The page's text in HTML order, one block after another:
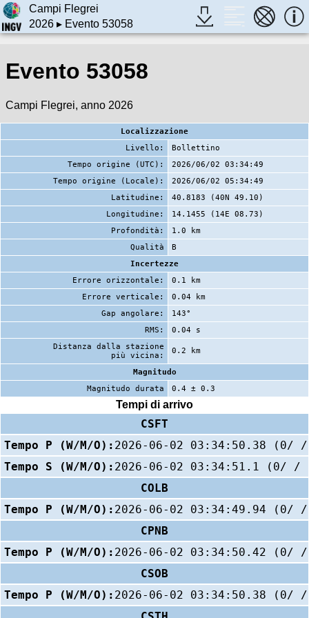
Campi Flegrei
2026▸ Evento 53058
Evento 53058
Campi Flegrei, anno 2026
Localizzazione
Livello:
Bollettino
Tempo origine (UTC):
2026/06/02 03:34:49
Tempo origine (Locale):
2026/06/02 05:34:49
Latitudine:
40.8183 (40N 49.10)
Longitudine:
14.1455 (14E 08.73)
Profondità:
1.0 km
Qualità
B
Incertezze
Errore orizzontale:
0.1 km
Errore verticale:
0.04 km
Gap angolare:
143°
RMS:
0.04 s
Distanza dalla stazione
più vicina:
0.2 km
Magnitudo
Magnitudo durata
0.4 ± 0.3
Tempi di arrivo
CSFT
Tempo P (W/M/O): 2026-06-02 03:34:50.38 (0/
Tempo S (W/M/O): 2026-06-02 03:34:51.1 (0/ /
COLB
Tempo P (W/M/O): 2026-06-02 03:34:49.94 (0/
CPNB
Tempo P (W/M/O): 2026-06-02 03:34:50.42 (0/
CSOB
Tempo P (W/M/O): 2026-06-02 03:34:50.38 (0/